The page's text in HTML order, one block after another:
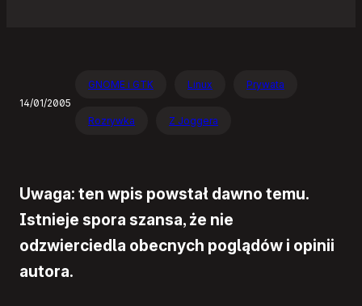
14/01/2005
GNOME i GTK Linux Prywata
Rozrywka Z Joggera
Uwaga: ten wpis powstał dawno temu.
Istnieje spora szansa, że nie
odzwierciedla obecnych poglądów i opinii
autora.